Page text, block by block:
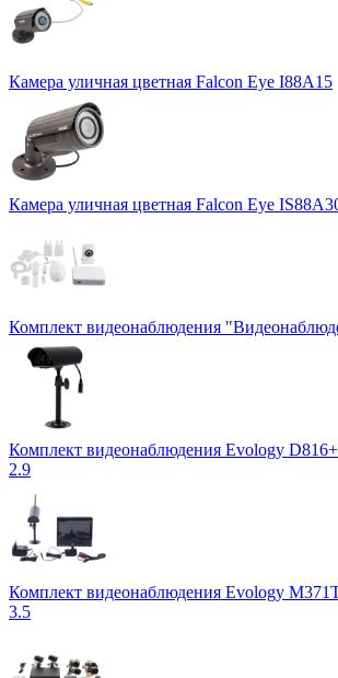
Камера уличная цветная Falcon Eye I88A15
Камера уличная цветная Falcon Eye
Комплект видеонаблюдения
Комплект видеонаблюдения Evology
2.9
Комплект видеонаблюдения Evology
3.5